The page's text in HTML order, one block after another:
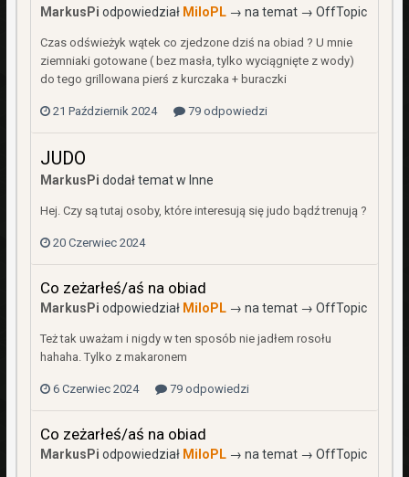
MarkusPi odpowiedział MiloPL→ na temat → OffTopic
Czas odświeżyk wątek co zjedzone dziś na obiad ? U mnie
ziemniaki gotowane ( bez masła, tylko wyciągnięte z wody)
do tego grillowana pierś z kurczaka + buraczki
21 Październik 2024 79 odpowiedzi
JUDO
MarkusPi dodał temat w Inne
Hej. Czy są tutaj osoby, które interesują się judo bądź trenują ?
20 Czerwiec 2024
Co zeżarłeś/aś na obiad
MarkusPi odpowiedział MiloPL→ na temat → OffTopic
Też tak uważam i nigdy w ten sposób nie jadłem rosołu
hahaha. Tylko z makaronem
6 Czerwiec 2024 79 odpowiedzi
Co zeżarłeś/aś na obiad
MarkusPi odpowiedział MiloPL→ na temat → OffTopic